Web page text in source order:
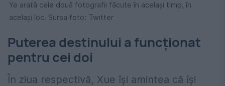
Ye arată cele două fotografii făcute în același timp, în
același loc. Sursa foto: Twitter
Puterea destinului a funcționat
pentru cei doi
În ziua respectivă, Xue își amintea că își